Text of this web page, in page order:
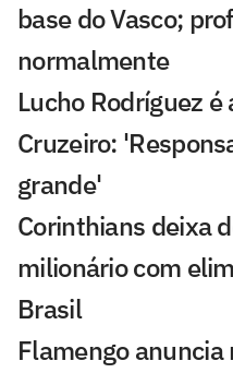
base do Vasco;
normalmente
Lucho Rodríguez
Cruzeiro:
grande'
Corinthians deixa
milionário com
Brasil
Flamengo